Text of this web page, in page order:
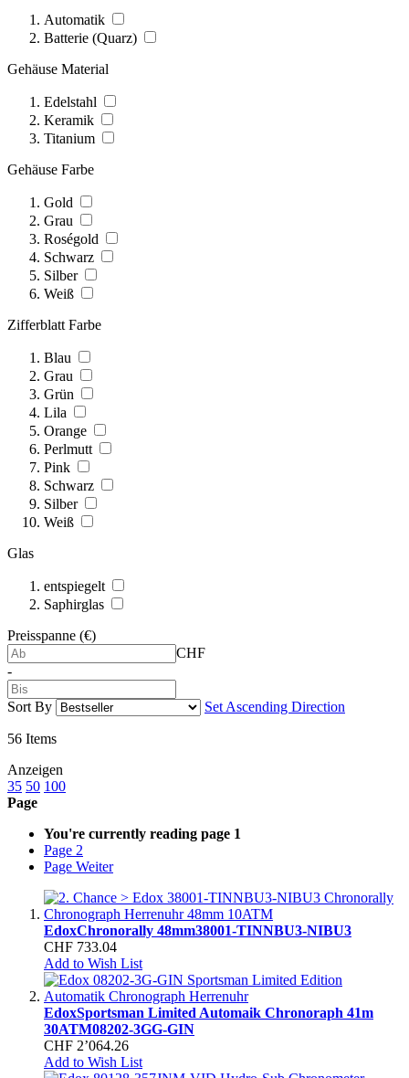
Automatik
Batterie (Quarz)
Gehäuse Material
Edelstahl
Keramik
Titanium
Gehäuse Farbe
Gold
Grau
Roségold
Schwarz
Silber
Weiß
Zifferblatt Farbe
Blau
Grau
Grün
Lila
Orange
Perlmutt
Pink
Schwarz
Silber
Weiß
Glas
entspiegelt
Saphirglas
Preisspanne (€)
CHF
-
Sort By Set Ascending Direction
56 Items
Anzeigen
35 50 100
Page
You're currently reading page 1
Page 2
Page Weiter
EdoxChronorally 48mm38001-TINNBU3-NIBU3
CHF 733.04
Add to Wish List
EdoxSportsman Limited Automaik Chronoraph 41m
30ATM08202-3GG-GIN
CHF 2’064.26
Add to Wish List